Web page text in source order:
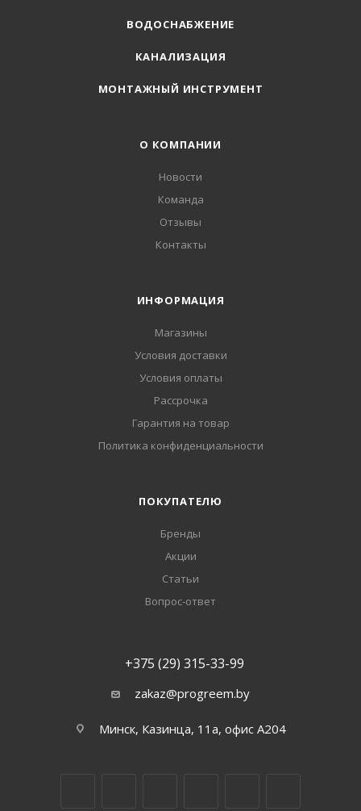
ВОДОСНАБЖЕНИЕ
КАНАЛИЗАЦИЯ
МОНТАЖНЫЙ ИНСТРУМЕНТ
О КОМПАНИИ
Новости
Команда
Отзывы
Контакты
ИНФОРМАЦИЯ
Магазины
Условия доставки
Условия оплаты
Рассрочка
Гарантия на товар
Политика конфиденциальности
ПОКУПАТЕЛЮ
Бренды
Акции
Статьи
Вопрос-ответ
+375 (29) 315-33-99
zakaz@progreem.by
Минск, Казинца, 11а, офис А204